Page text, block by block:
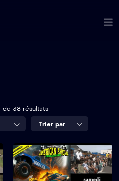
de 38 résultats
Trier par